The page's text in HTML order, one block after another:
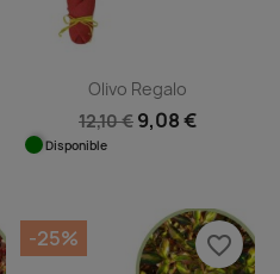
Olivo Regalo
12,10 € 9,08 €
Disponible
-25% favorite_border